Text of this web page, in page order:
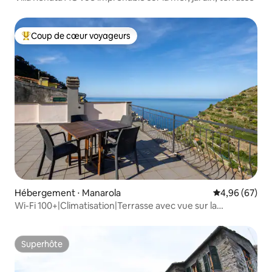
Coups de cœur voyageurs les plus appréciés
Coup de cœur voyageurs
Hébergement ⋅ Manarola Évaluation
4,96 (67)
Wi-Fi 100+|Climatisation|Terrasse avec vue sur la
Superhôte
Superhôte